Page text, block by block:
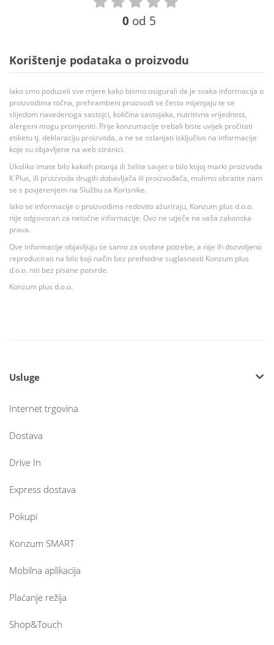
0 od 5
Korištenje podataka o proizvodu
Iako smo poduzeli sve mjere kako bismo osigurali da je svaka informacija o
proizvodima točna, prehrambeni proizvodi se često mijenjaju te se
slijedom navedenoga sastojci, količina sastojaka, nutritivna vrijednost,
alergeni mogu promjeniti. Prije konzumacije trebali biste uvijek pročitati
etiketu tj. deklaraciju proizvoda, a ne se oslanjati isključivo na informacije
koje su objavljene na web stranici.
Ukoliko imate bilo kakvih pitanja ili želite savjet o bilo kojoj marki proizvoda
K Plus, ili proizvoda drugih dobavljača ili proizvođača, molimo obratite nam
se s povjerenjem na Službu za Korisnike.
Iako se informacije o proizvodima redovito ažuriraju, Konzum plus d.o.o.
nije odgovoran za netočne informacije. Ovo ne utječe na vaša zakonska
prava.
Ove informacije objavljuju se samo za osobne potrebe, a nije ih dozvoljeno
reproducirati na bilo koji način bez prethodne suglasnosti Konzum plus
d.o.o. niti bez pisane potvrde.
Konzum plus d.o.o.
Usluge
Internet trgovina
Dostava
Drive In
Express dostava
Pokupi
Konzum SMART
Mobilna aplikacija
Plaćanje režija
Shop&Touch